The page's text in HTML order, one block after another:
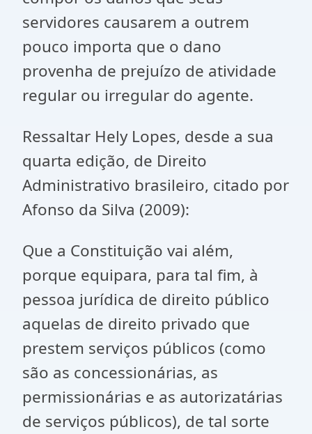
servidores causarem a outrem
pouco importa que o dano
provenha de prejuízo de atividade
regular ou irregular do agente.
Ressaltar Hely Lopes, desde a sua
quarta edição, de Direito
Administrativo brasileiro, citado por
Afonso da Silva (2009):
Que a Constituição vai além,
porque equipara, para tal fim, à
pessoa jurídica de direito público
aquelas de direito privado que
prestem serviços públicos (como
são as concessionárias, as
permissionárias e as autorizatárias
de serviços públicos), de tal sorte